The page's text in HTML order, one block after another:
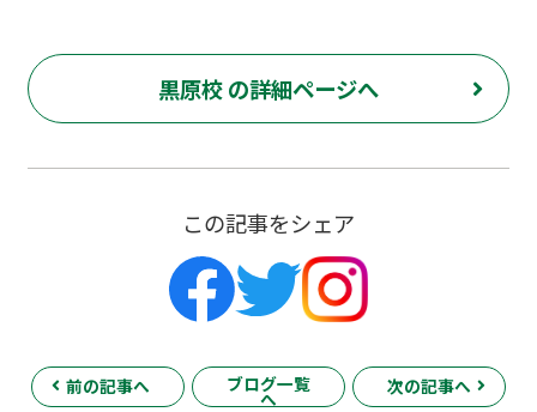
黒原校 の詳細ページへ
この記事をシェア
前の記事へ ブログ一覧
へ
次の記事へ